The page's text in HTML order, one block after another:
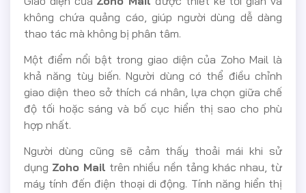
không chứa quảng cáo, giúp người dùng dễ dàng
thao tác mà không bị phân tâm.
Một điểm nổi bật trong giao diện của Zoho Mail là
khả năng tùy biến. Người dùng có thể điều chỉnh
giao diện theo sở thích cá nhân, lựa chọn giữa chế
độ tối hoặc sáng và bố cục hiển thị sao cho phù
hợp nhất.
Người dùng cũng sẽ cảm thấy thoải mái khi sử
dụng Zoho Mail trên nhiều nền tảng khác nhau, từ
máy tính đến điện thoại di động. Tính năng hiển thị